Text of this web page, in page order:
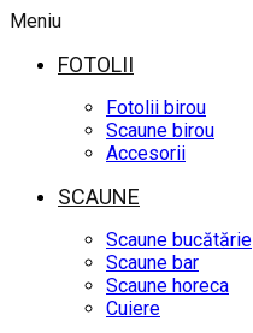
Meniu
FOTOLII
Fotolii birou
Scaune birou
Accesorii
SCAUNE
Scaune bucătărie
Scaune bar
Scaune horeca
Cuiere